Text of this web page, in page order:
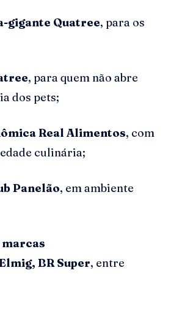
gigante Quatree, para os
, para quem não abre
dos pets;
Real Alimentos, com
culinária;
Panelão, em ambiente
, BR Super, entre